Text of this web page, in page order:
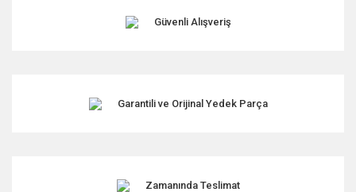
Ürün fiyatı diğer sitelerden daha pahalı.
Güvenli Alışveriş
Garantili ve Orijinal Yedek Parça
Zamanında Teslimat